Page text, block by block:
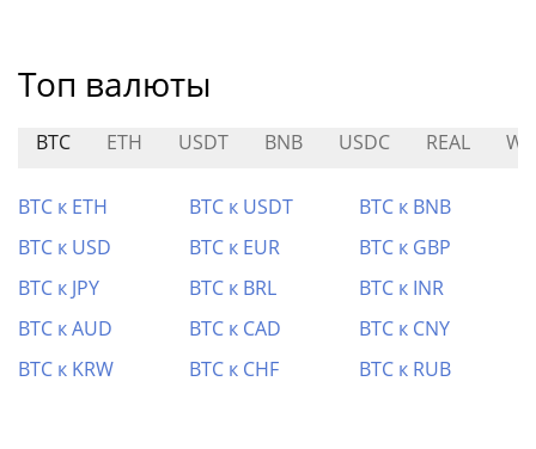
Топ валюты
BTC ETH USDT BNB USDC REAL
BTC к ETH BTC к USDT
BTC к BNB
BTC к USD
BTC к EUR
BTC к GBP
BTC к JPY
BTC к BRL
BTC к INR
BTC к AUD
BTC к CAD
BTC к CNY
BTC к KRW
BTC к CHF BTC к RUB